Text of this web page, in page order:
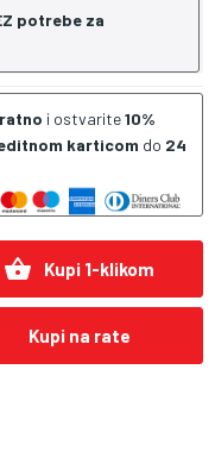
potrebe za
i ostvarite10%
karticom do 24
shopping_basket Kupi 1-klikom
Kupi na rate